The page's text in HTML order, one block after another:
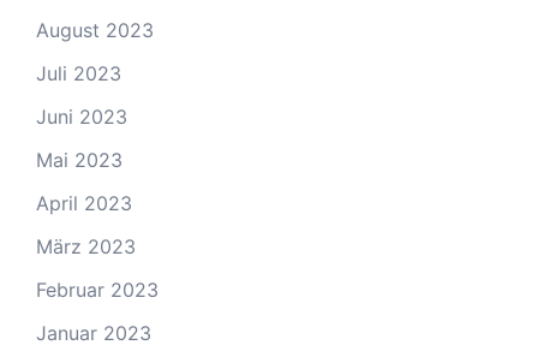
August 2023
Juli 2023
Juni 2023
Mai 2023
April 2023
März 2023
Februar 2023
Januar 2023